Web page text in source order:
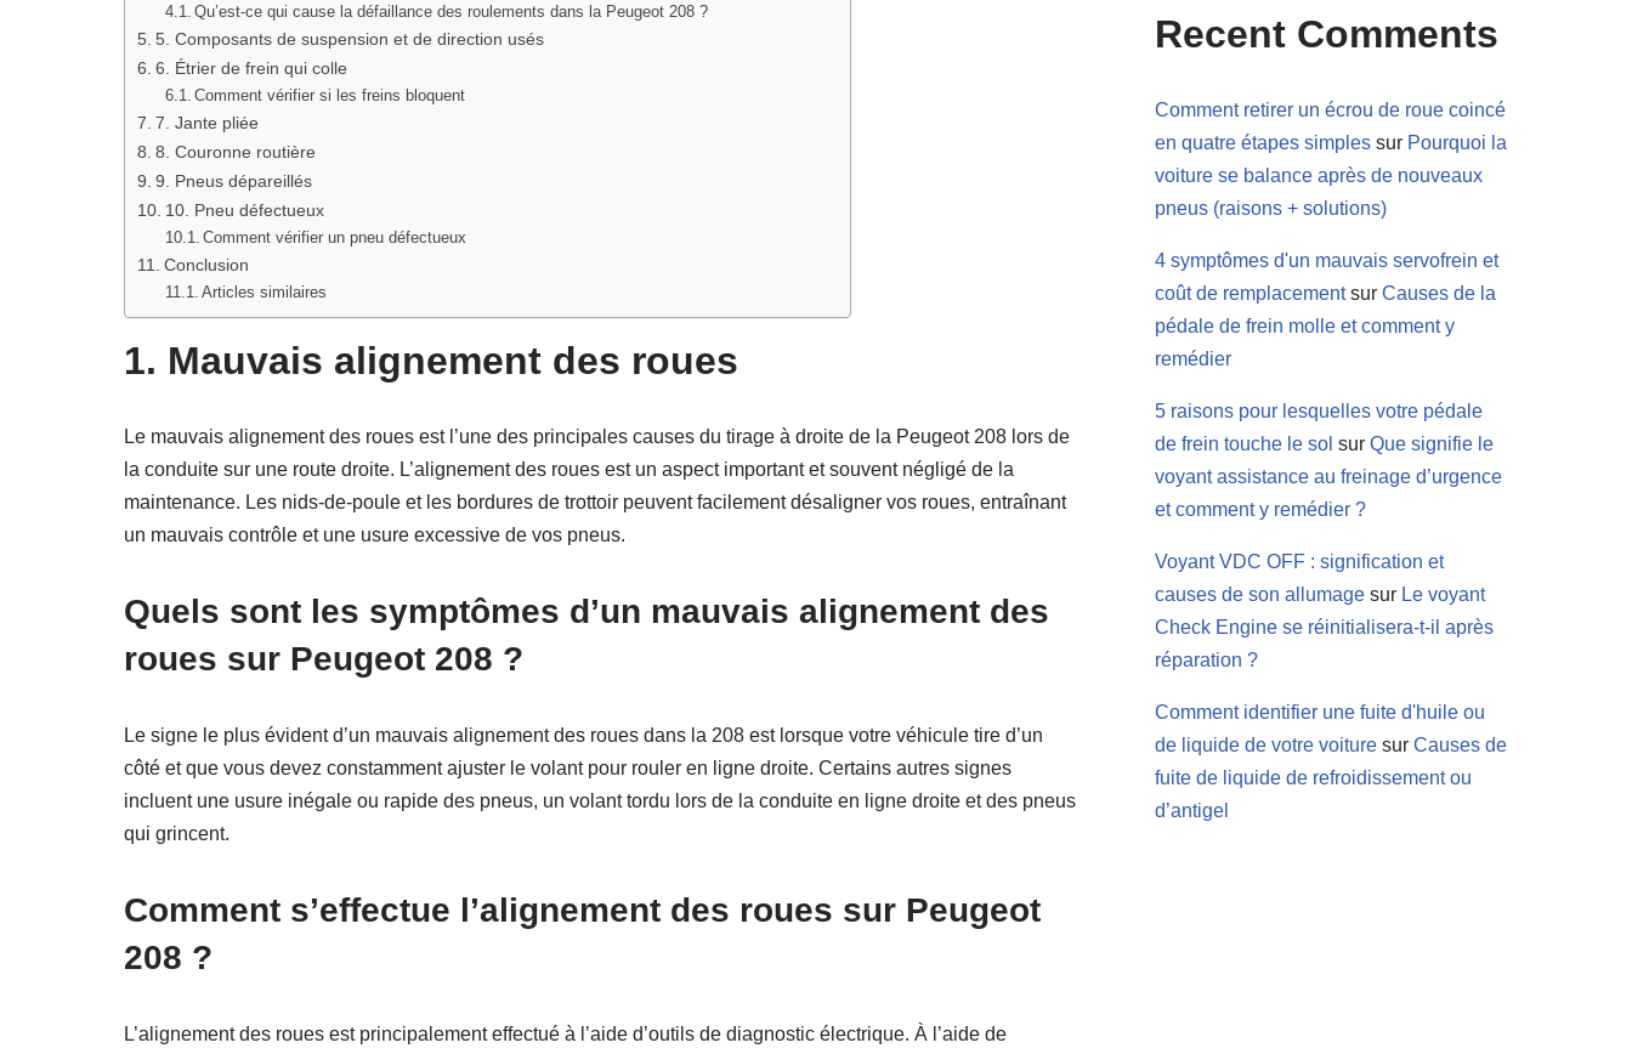
Qu’est-ce qui cause la défaillance des roulements dans la Peugeot 208 ?
5. Composants de suspension et de direction usés
6. Étrier de frein qui colle
Comment vérifier si les freins bloquent
7. Jante pliée
8. Couronne routière
9. Pneus dépareillés
10. Pneu défectueux
Comment vérifier un pneu défectueux
Conclusion
Articles similaires
1. Mauvais alignement des roues
Le mauvais alignement des roues est l’une des principales causes du tirage à droite de la Peugeot 208 lors de
la conduite sur une route droite. L’alignement des roues est un aspect important et souvent négligé de la
maintenance. Les nids-de-poule et les bordures de trottoir peuvent facilement désaligner vos roues, entraînant
un mauvais contrôle et une usure excessive de vos pneus.
Quels sont les symptômes d’un mauvais alignement des
roues sur Peugeot 208 ?
Le signe le plus évident d’un mauvais alignement des roues dans la 208 est lorsque votre véhicule tire d’un
côté et que vous devez constamment ajuster le volant pour rouler en ligne droite. Certains autres signes
incluent une usure inégale ou rapide des pneus, un volant tordu lors de la conduite en ligne droite et des pneus
qui grincent.
Comment s’effectue l’alignement des roues sur Peugeot
208 ?
L’alignement des roues est principalement effectué à l’aide d’outils de diagnostic électrique. À l’aide de
Recent Comments
Comment retirer un écrou de roue coincé
en quatre étapes simples sur Pourquoi la
voiture se balance après de nouveaux
pneus (raisons + solutions)
4 symptômes d'un mauvais servofrein et
coût de remplacementsur Causes de la
pédale de frein molle et comment y
remédier
5 raisons pour lesquelles votre pédale
de frein touche le sol sur Que signifie le
voyant assistance au freinage d’urgence
et comment y remédier ?
Voyant VDC OFF : signification et
causes de son allumage sur Le voyant
Check Engine se réinitialisera-t-il après
réparation ?
Comment identifier une fuite d'huile ou
de liquide de votre voiture sur Causes de
fuite de liquide de refroidissement ou
d’antigel